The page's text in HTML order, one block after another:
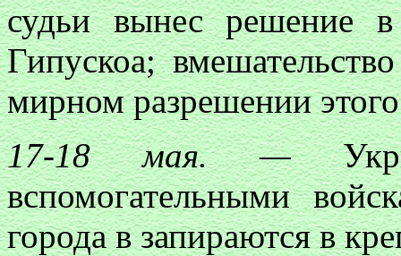
судьи вынес решение
Гипускоа;
мирном разрешении
17-18 мая. —
вспомогательными
города в запираются в